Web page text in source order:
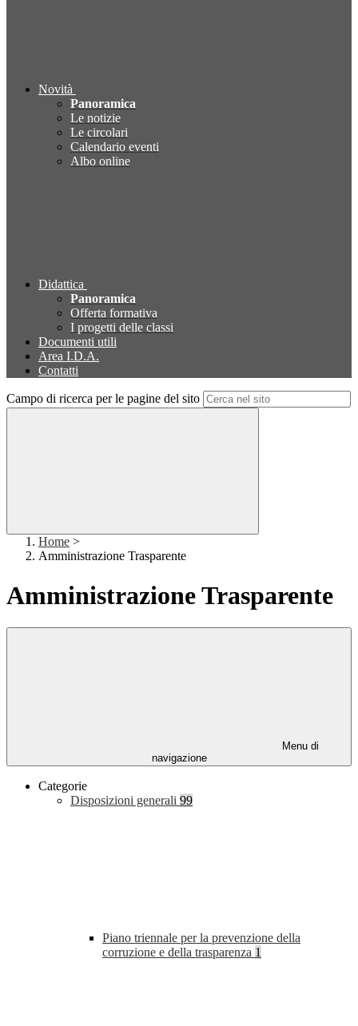
Novità
Panoramica
Le notizie
Le circolari
Calendario eventi
Albo online
Didattica
Panoramica
Offerta formativa
I progetti delle classi
Documenti utili
Area I.D.A.
Contatti
Campo di ricerca per le pagine del sito
Home >
Amministrazione Trasparente
Amministrazione Trasparente
Menu di
navigazione
Categorie
Disposizioni generali 99
Piano triennale per la prevenzione della
corruzione e della trasparenza 1